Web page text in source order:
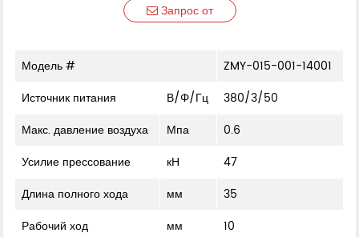
Запрос от
Модель #
ZMY-015-001-14001
Источник питания
В/Φ/Гц
380/3/50
Макс. давление воздуха
Мпа
0.6
Усилие прессование
кН
47
Длина полного хода
мм
35
Рабочий ход
мм
10